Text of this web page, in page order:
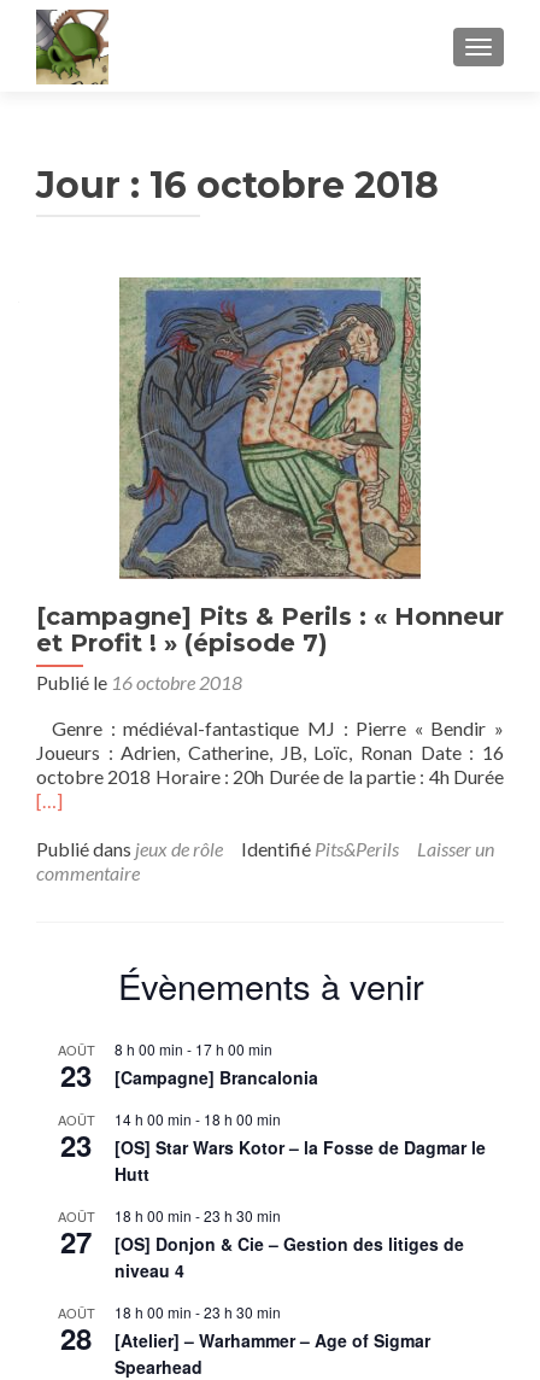
Jour : 16 octobre 2018
[campagne] Pits & Perils : « Honneur
et Profit ! » (épisode 7)
Publié le 16 octobre 2018
Genre : médiéval-fantastique MJ : Pierre « Bendir »
Joueurs : Adrien, Catherine, JB, Loïc, Ronan Date : 16
octobre 2018 Horaire : 20h Durée de la partie : 4h DuréeEn
[…]
Publié dans jeux de rôle Identifié Pits&Perils
Laisser un
commentaire
Évènements à venir
AOÛT
23
8 h 00 min - 17 h 00 min
[Campagne] Brancalonia
AOÛT
23
14 h 00 min - 18 h 00 min
[OS] Star Wars Kotor – la Fosse de Dagmar le
Hutt
AOÛT
27
18 h 00 min -23 h 30 min
[OS] Donjon & Cie – Gestion des litiges de
niveau 4
AOÛT
28
18 h 00 min -23 h 30 min
[Atelier] – Warhammer – Age of Sigmar
Spearhead